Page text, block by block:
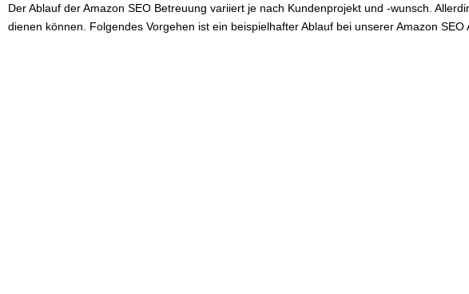
Der Ablauf der Amazon SEO Betreuung variiert je nach Kundenprojekt und -wunsch.
dienen können. Folgendes Vorgehen ist ein beispielhafter Ablauf bei unserer Amazon SEO